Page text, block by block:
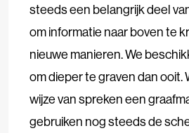
steeds een belangrijk deel
om informatie naar boven te
nieuwe manieren. We
om dieper te graven dan ooit.
wijze van spreken een
gebruiken nog steeds de